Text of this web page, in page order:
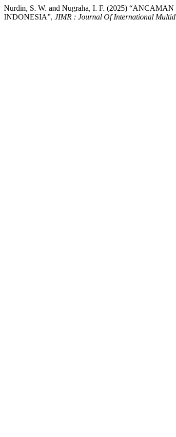
Nurdin, S. W. and Nugraha, I. F. (2025)
INDONESIA”, JIMR : Journal Of International